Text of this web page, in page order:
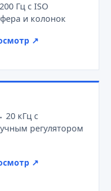
Гц с ISO
и колонок
↗
20 кГц с
регулятором
↗